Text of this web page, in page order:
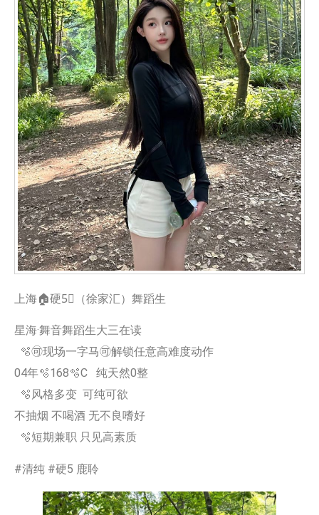
上海🏠硬5⃣️（徐家汇）舞蹈生
星海·舞音舞蹈生大三在读
🫧🉑现场一字马🉑解锁任意高难度动作
04年🫧168🫧C 纯天然0整
🫧风格多变 可纯可欲
不抽烟 不喝酒 无不良嗜好
🫧短期兼职 只见高素质
#清纯 #硬5 鹿聆